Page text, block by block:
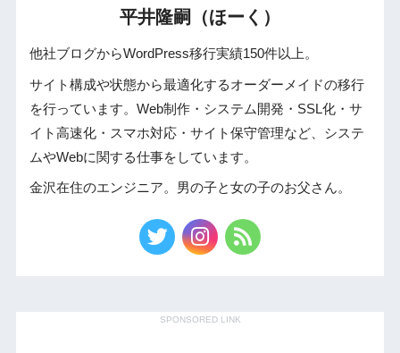
平井隆嗣（ほーく）
他社ブログからWordPress移行実績150件以上。
サイト構成や状態から最適化するオーダーメイドの移行
を行っています。Web制作・システム開発・SSL化・サ
イト高速化・スマホ対応・サイト保守管理など、システ
ムやWebに関する仕事をしています。
金沢在住のエンジニア。男の子と女の子のお父さん。
SPONSORED LINK